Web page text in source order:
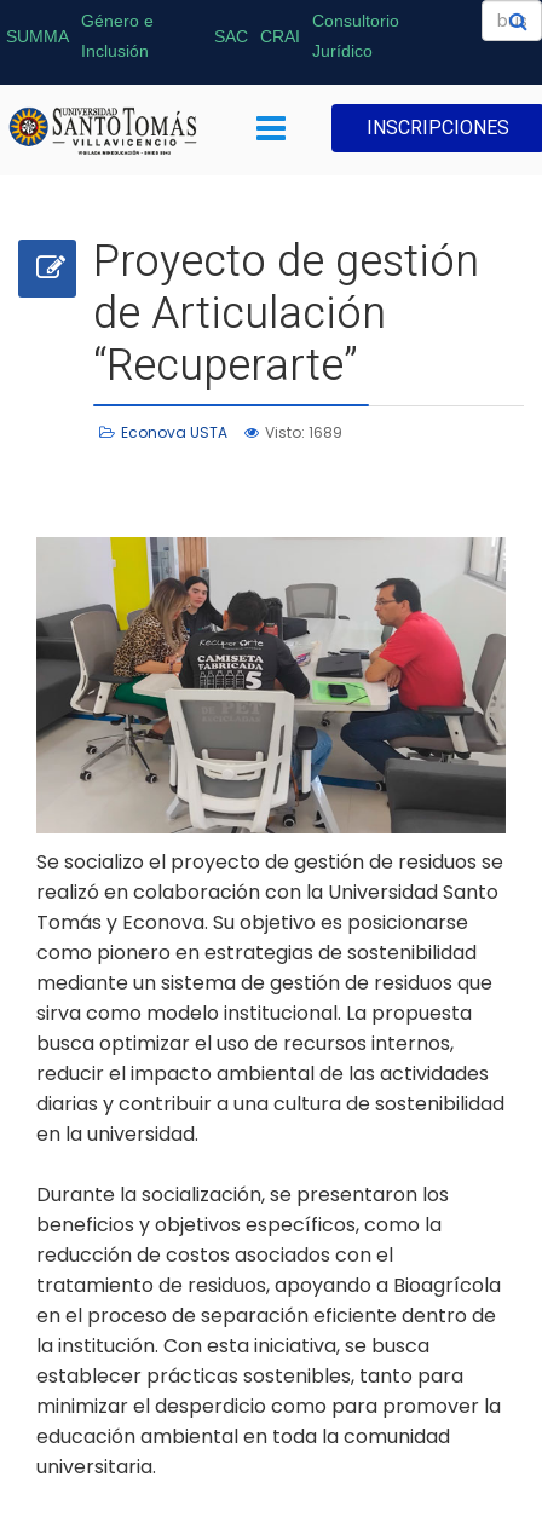
SUMMA
Género e
Inclusión
SAC CRAI
Consultorio
Jurídico
INSCRIPCIONES
Proyecto de gestión
de Articulación
“Recuperarte”
Econova USTA Visto: 1689
Se socializo el proyecto de gestión de residuos se
realizó en colaboración con la Universidad Santo
Tomás y Econova. Su objetivo es posicionarse
como pionero en estrategias de sostenibilidad
mediante un sistema de gestión de residuos que
sirva como modelo institucional. La propuesta
busca optimizar el uso de recursos internos,
reducir el impacto ambiental de las actividades
diarias y contribuir a una cultura de sostenibilidad
en la universidad.
Durante la socialización, se presentaron los
beneficios y objetivos específicos, como la
reducción de costos asociados con el
tratamiento de residuos, apoyando a Bioagrícola
en el proceso de separación eficiente dentro de
la institución. Con esta iniciativa, se busca
establecer prácticas sostenibles, tanto para
minimizar el desperdicio como para promover la
educación ambiental en toda la comunidad
universitaria.